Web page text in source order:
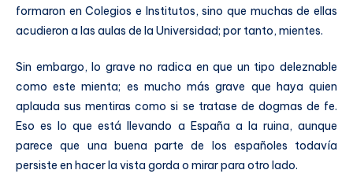
formaron en Colegios e Institutos, sino que muchas de ellas
acudieron a las aulas de la Universidad; por tanto, mientes.
Sin embargo, lo grave no radica en que un tipo deleznable
como este mienta; es mucho más grave que haya quien
aplauda sus mentiras como si se tratase de dogmas de fe.
Eso es lo que está llevando a España a la ruina, aunque
parece que una buena parte de los españoles todavía
persiste en hacer la vista gorda o mirar para otro lado.